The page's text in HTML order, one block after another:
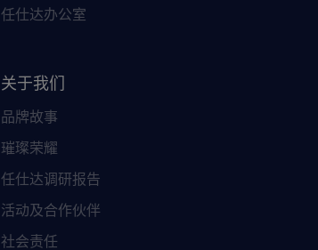
任仕达办公室
关于我们
品牌故事
璀璨荣耀
任仕达调研报告
活动及合作伙伴
社会责任